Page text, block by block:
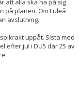
att alla ska ha på sig
på planen. Om Luleå
avslutning.
uppåt. Sista med
efter jul i DU5 där 25 av